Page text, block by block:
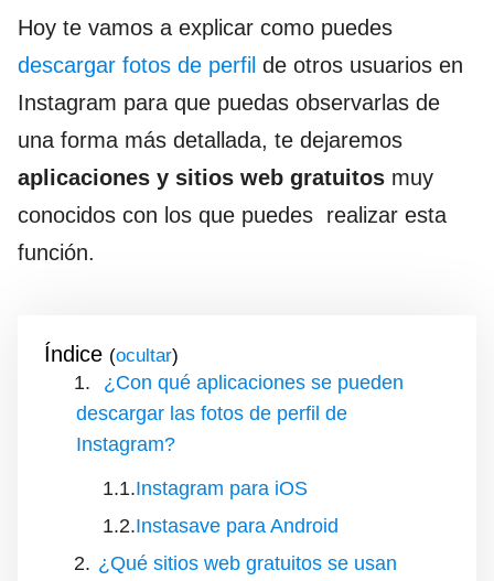
Hoy te vamos a explicar como puedes
descargar fotos de perfil de otros usuarios en
Instagram para que puedas observarlas de
una forma más detallada, te dejaremos
aplicaciones y sitios web gratuitos muy
conocidos con los que puedes realizar esta
función.
Índice ( )
¿Con qué aplicaciones se pueden
descargar las fotos de perfil de
Instagram?
Instagram para iOS
Instasave para Android
¿Qué sitios web gratuitos se usan